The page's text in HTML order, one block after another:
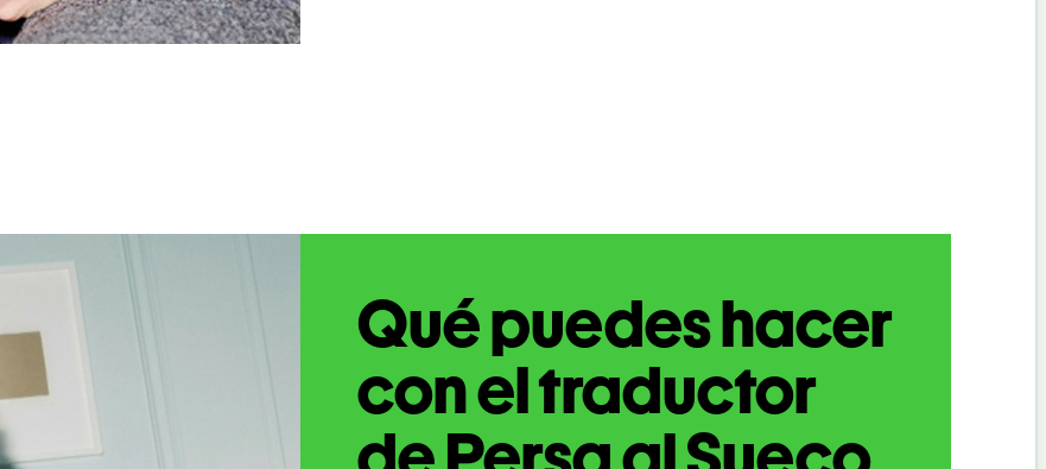
Qué puedes hacer
con el traductor